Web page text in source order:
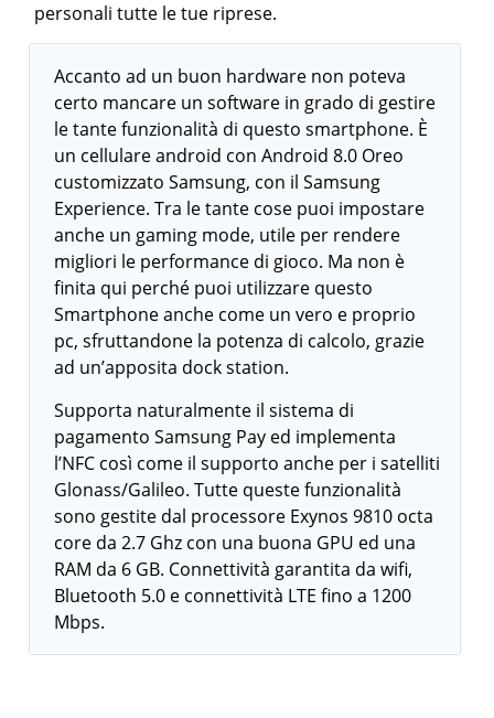
personali tutte le tue riprese.
Accanto ad un buon hardware non poteva
certo mancare un software in grado di gestire
le tante funzionalità di questo smartphone. È
un cellulare android con Android 8.0 Oreo
customizzato Samsung, con il Samsung
Experience. Tra le tante cose puoi impostare
anche un gaming mode, utile per rendere
migliori le performance di gioco. Ma non è
finita qui perché puoi utilizzare questo
Smartphone anche come un vero e proprio
pc, sfruttandone la potenza di calcolo, grazie
ad un’apposita dock station.
Supporta naturalmente il sistema di
pagamento Samsung Pay ed implementa
l’NFC così come il supporto anche per i satelliti
Glonass/Galileo. Tutte queste funzionalità
sono gestite dal processore Exynos 9810 octa
core da 2.7 Ghz con una buona GPU ed una
RAM da 6 GB. Connettività garantita da wifi,
Bluetooth 5.0 e connettività LTE fino a 1200
Mbps.